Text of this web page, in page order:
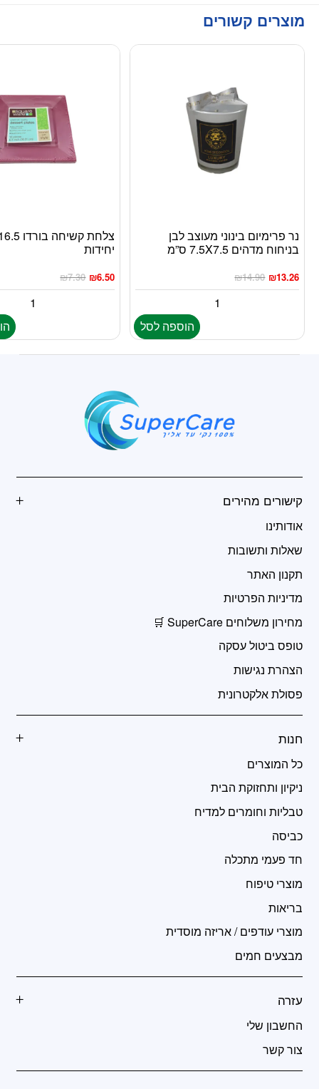
מוצרים קשורים
נר פרימיום בינוני מעוצב לבן
בניחוח מדהים 7.5X7.5 ס”מ
₪14.90 ₪13.26
הוספה לסל
יחידות
₪7.30 ₪6.50
קישורים מהירים
אודותינו
שאלות ותשובות
תקנון האתר
מדיניות הפרטיות
מחירון משלוחים SuperCare 🛒
טופס ביטול עסקה
הצהרת נגישות
פסולת אלקטרונית
חנות
כל המוצרים
ניקיון ותחזוקת הבית
טבליות וחומרים למדיח
כביסה
חד פעמי מתכלה
מוצרי טיפוח
בריאות
מוצרי עודפים / אריזה מוסדית
מבצעים חמים
עזרה
החשבון שלי
צור קשר